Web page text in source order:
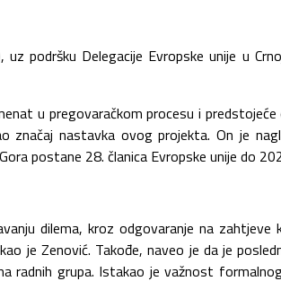
podršku Delegacije Evropske unije u
u pregovaračkom procesu i
značaj nastavka ovog projekta. On je
postane 28. članica Evropske unije do
dilema, kroz odgovaranje na
je Zenović. Takođe, naveo je da je
radnih grupa. Istakao je važnost